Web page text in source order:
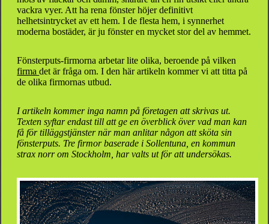
vackra vyer. Att ha rena fönster höjer definitivt
helhetsintrycket av ett hem. I de flesta hem, i synnerhet
moderna bostäder, är ju fönster en mycket stor del av hemmet.
Fönsterputs-firmorna arbetar lite olika, beroende på vilken
firmadet är fråga om. I den här artikeln kommer vi att titta på
de olika firmornas utbud.
I artikeln kommer inga namn på företagen att skrivas ut.
Texten syftar endast till att ge en överblick över vad man kan
få för tilläggstjänster när man anlitar någon att sköta sin
fönsterputs. Tre firmor baserade i Sollentuna, en kommun
strax norr om Stockholm, har valts ut för att undersökas.